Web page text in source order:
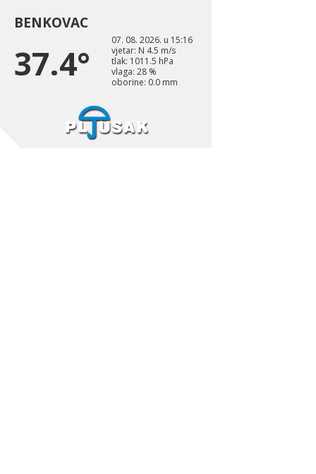
BENKOVAC
37.4°
07. 08. 2026. u 15:16
vjetar: N 4.5 m/s
tlak: 1011.5 hPa
vlaga: 28 %
oborine: 0.0 mm